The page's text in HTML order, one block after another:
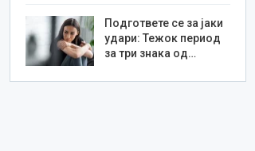
Подгответе се за јаки
удари: Тежок период
за три знака од…